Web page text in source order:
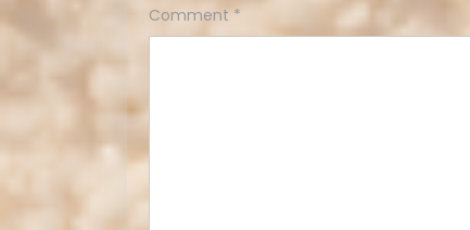
Comment*